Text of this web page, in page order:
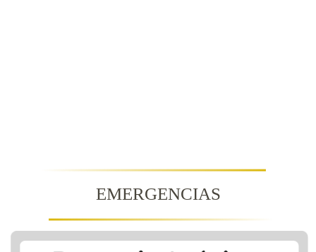
EMERGENCIAS